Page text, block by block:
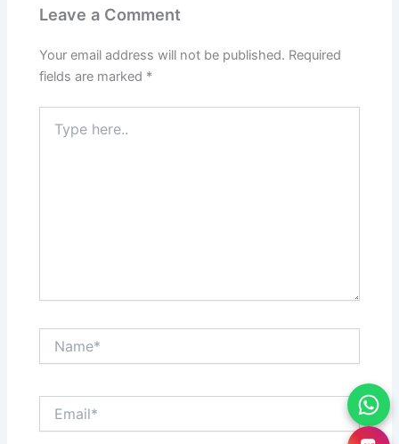
Leave a Comment
Your email address will not be published. Required
fields are marked *
here..